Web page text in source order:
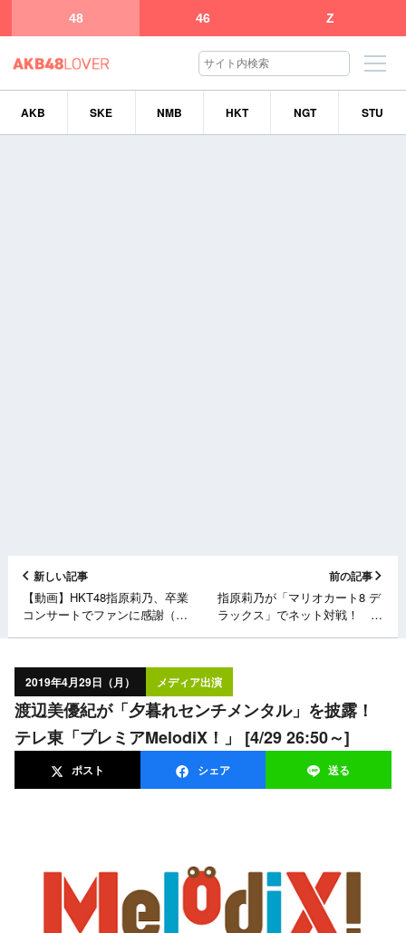
48 46 Z
AKB SKE NMB HKT NGT STU
新しい記事
【動画】HKT48指原莉乃、卒業
コンサートでファンに感謝（時
前の記事
指原莉乃が「マリオカート8 デ
ラックス」でネット対戦！ フ
2019年4月29日（月） メディア出演
渡辺美優紀が「夕暮れセンチメンタル」を披露！
テレ東「プレミアMelodiX！」 [4/29 26:50～]
ポスト シェア 送る